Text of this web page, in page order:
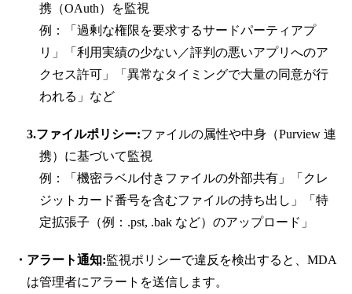
携（OAuth）を監視
例：「過剰な権限を要求するサードパーティアプ
リ」「利用実績の少ない／評判の悪いアプリへのア
クセス許可」「異常なタイミングで大量の同意が行
われる」など
3.ファイルポリシー:ファイルの属性や中身（Purview 連
携）に基づいて監視
例：「機密ラベル付きファイルの外部共有」「クレ
ジットカード番号を含むファイルの持ち出し」「特
定拡張子（例：.pst, .bak など）のアップロード」
・アラート通知:監視ポリシーで違反を検出すると、MDA
は管理者にアラートを送信します。